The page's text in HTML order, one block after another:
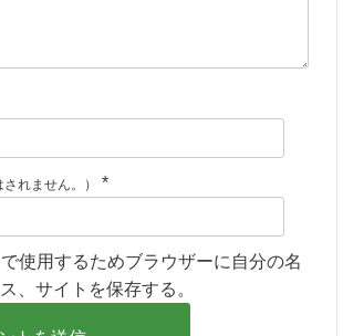
れません。） *
使用するためブラウザーに自分の名
、サイトを保存する。